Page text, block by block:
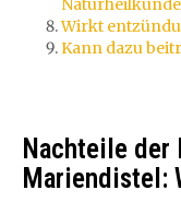
Naturheilkunde
Wirkt
Kann dazu
Nachteile der
Mariendistel: